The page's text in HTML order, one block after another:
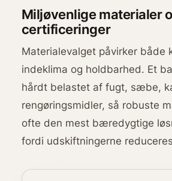
Miljøvenlige materialer
certificeringer
Materialevalget påvirker både
indeklima og holdbarhed. Et
hårdt belastet af fugt, sæbe,
rengøringsmidler, så robuste
ofte den mest bæredygtige
fordi udskiftningerne